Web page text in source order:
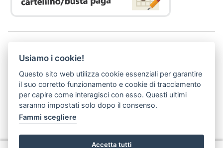
P. I. 05913670484 | C. F. 94164020482
Domicilio digitale:
dsutoscana@postacert.toscana.it
(abilitato alla ricezione di soli messaggi di posta elettronica certificata)
Usiamo i cookie!
Questo sito web utilizza cookie essenziali per garantire
il suo corretto funzionamento e cookie di tracciamento
per capire come interagisci con esso. Questi ultimi
saranno impostati solo dopo il consenso.
Fammi scegliere
Accetta tutti